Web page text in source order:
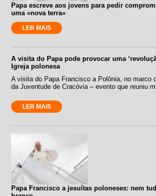
Papa escreve aos jovens para pedir
uma «nova terra»
LER MAIS
A visita do Papa pode provocar uma
Igreja polonesa
A visita do Papa Francisco a Polônia, no marco
da Juventude de Cracóvia – evento que reuniu
LER MAIS
Papa Francisco a jesuítas poloneses: nem